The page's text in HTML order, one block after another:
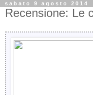
sabato 9 agosto 2014
Recensione: Le